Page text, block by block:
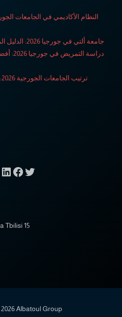
جامعة ألتي في جورجيا 2026: الدليل المرجعي الشامل للطلاب الدوليين
دراسة
15 Giorgi Nikoladze St. Ortachala Tbilisi
Albatoul Group